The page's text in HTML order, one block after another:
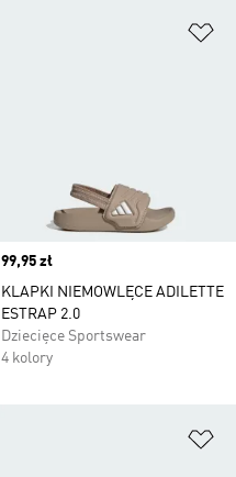
Price
99,95 zł
KLAPKI NIEMOWLĘCE ADILETTE
ESTRAP 2.0
Dziecięce Sportswear
4 kolory